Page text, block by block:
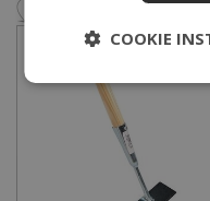
COOKIE